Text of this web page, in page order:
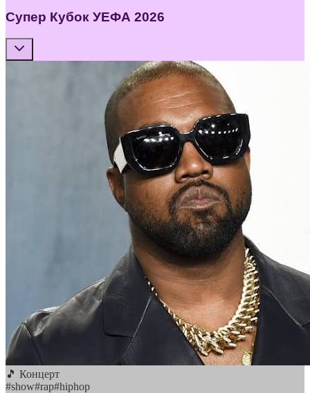
Супер Кубок УЕФА 2026
🎵 Концерт
#show#rap#hiphop